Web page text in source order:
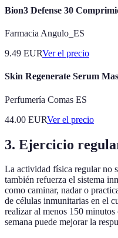
Bion3 Defense 30
Farmacia Angulo_ES
9.49 EURVer el precio
Skin Regenerate Serum
Perfumería Comas ES
44.00 EURVer el precio
3. Ejercicio
La actividad física regular no
también refuerza el sistema
como caminar, nadar o
de células inmunitarias en el
realizar al menos 150
semana puede mejorar la